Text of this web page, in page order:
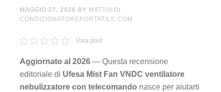
MAGGIO 27, 2026 BY MATTIA DI
CONDIZIONATOREPORTATILE.COM
Vota post
Aggiornato al 2026 — Questa recensione
editoriale di Ufesa Mist Fan VNDC ventilatore
nebulizzatore con telecomando nasce per aiutarti